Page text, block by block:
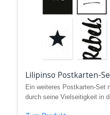
Lilipinso Postkarten-
Ein weiteres Postkarten-Set
durch seine Vielseitigkeit in